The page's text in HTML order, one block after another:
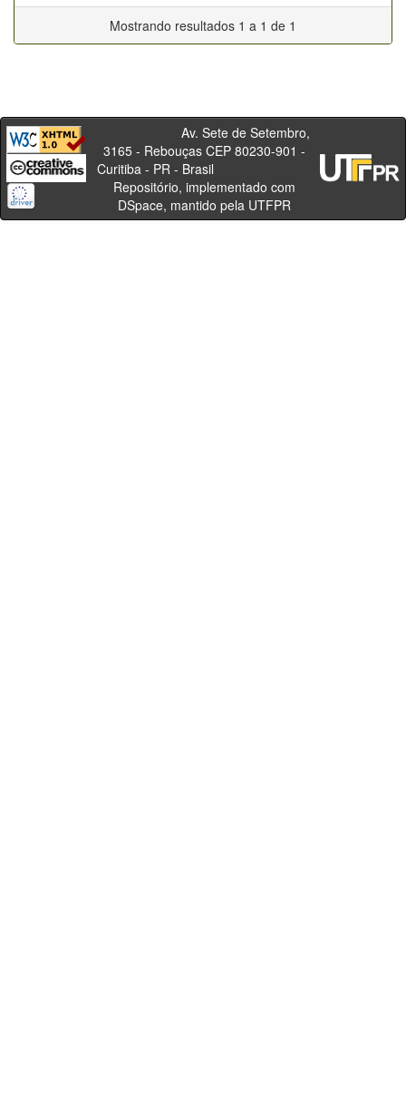
Mostrando resultados 1 a 1 de 1
Av. Sete de Setembro,
3165 - Rebouças CEP 80230-901 -
Curitiba - PR - Brasil
Repositório, implementado com
DSpace, mantido pela UTFPR